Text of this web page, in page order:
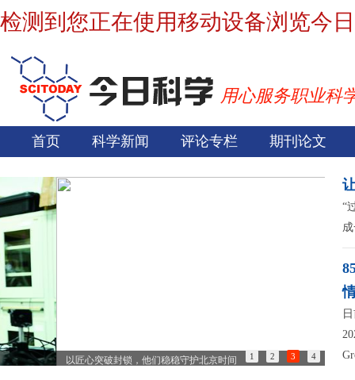
检测到您正在使用移动设备浏览今
用心服务职业科
首页 科学新闻 评论专栏 期刊论文
以匠心突破封锁，他们稳稳守护北京时间 用
1 2 3 4
“